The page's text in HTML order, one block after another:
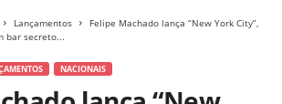
Lançamentos
Felipe Machado lança “New York City”,
bar secreto...
NACIONAIS